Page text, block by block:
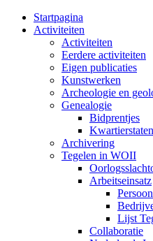
Startpagina
Activiteiten
Activiteiten
Eerdere activiteiten
Eigen publicaties
Kunstwerken
Archeologie en
Genealogie
Bidprentjes
Kwartierstaten
Archivering
Tegelen in WOII
Arbeitseinsatz
Lijst
Collaboratie